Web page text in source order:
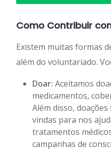
Como Contribuir
Existem muitas formas
além do voluntariado.
Doar: Aceitamos
medicamentos,
Além disso,
vindas para nos
tratamentos
campanhas de